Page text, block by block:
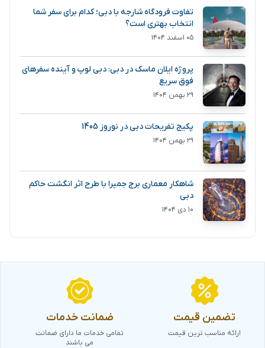
تفاوت فرودگاه شارجه با دبی؛ کدام برای سفر شما
انتخاب بهتری است؟
۰۵ اسفند ۱۴۰۴
پروژه ایلان ماسک در دبی: دبی لوپ و آینده سفرهای
فوق سریع
۲۹ بهمن ۱۴۰۴
پکیج تفریحات دبی در نوروز 1405
۲۹ بهمن ۱۴۰۴
شاهکار معماری برج جمیرا با طرح اثر انگشت حاکم
دبی
۱۰ دی ۱۴۰۴
تضمین قیمت
ارائه مناسب ترین قیمت
ضمانت خدمات
تمامی خدمات ما دارای ضمانت
می باشند